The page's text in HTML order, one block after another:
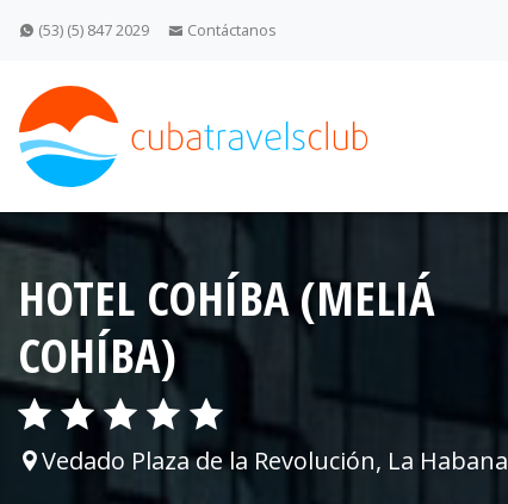
(53) (5) 847 2029 Contáctanos
HOTEL COHÍBA (MELIÁ
COHÍBA)
Vedado Plaza de la Revolución, La Habana